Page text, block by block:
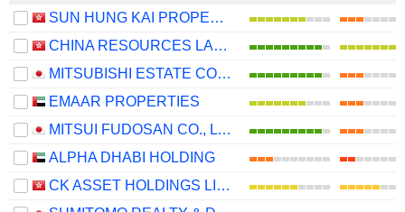
SUN HUNG KAI PROPERTIES LIMITED
CHINA RESOURCES LAND LIMITED
MITSUBISHI ESTATE CO., LTD.
EMAAR PROPERTIES
MITSUI FUDOSAN CO., LTD.
ALPHA DHABI HOLDING
CK ASSET HOLDINGS LIMITED